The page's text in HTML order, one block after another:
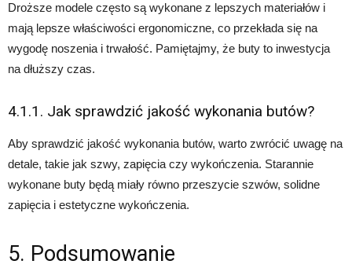
Droższe modele często są wykonane z lepszych materiałów i
mają lepsze właściwości ergonomiczne, co przekłada się na
wygodę noszenia i trwałość. Pamiętajmy, że buty to inwestycja
na dłuższy czas.
4.1.1. Jak sprawdzić jakość wykonania butów?
Aby sprawdzić jakość wykonania butów, warto zwrócić uwagę na
detale, takie jak szwy, zapięcia czy wykończenia. Starannie
wykonane buty będą miały równo przeszycie szwów, solidne
zapięcia i estetyczne wykończenia.
5. Podsumowanie